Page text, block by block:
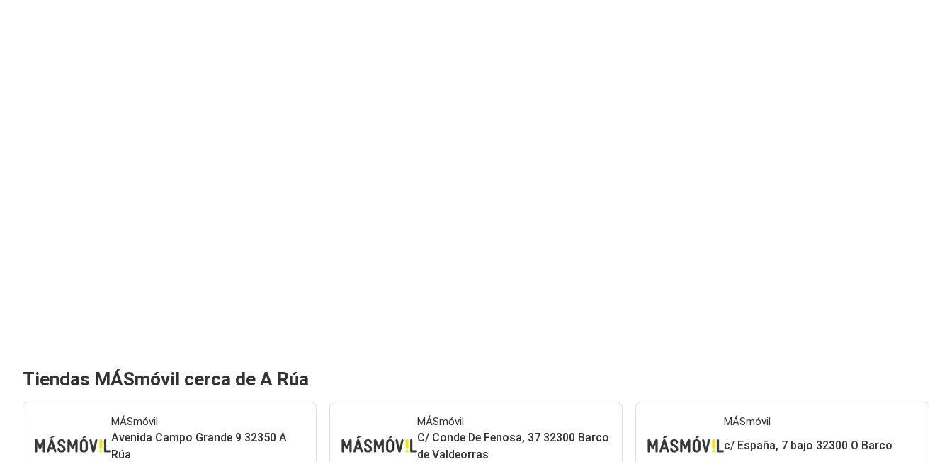
Tiendas MÁSmóvil cerca de A Rúa
MÁSmóvil
Avenida Campo Grande 9 32350 A
Rúa
MÁSmóvil
C/ Conde De Fenosa, 37 32300 Barco
de Valdeorras
MÁSmóvil
c/ España, 7 bajo 32300 O Barco